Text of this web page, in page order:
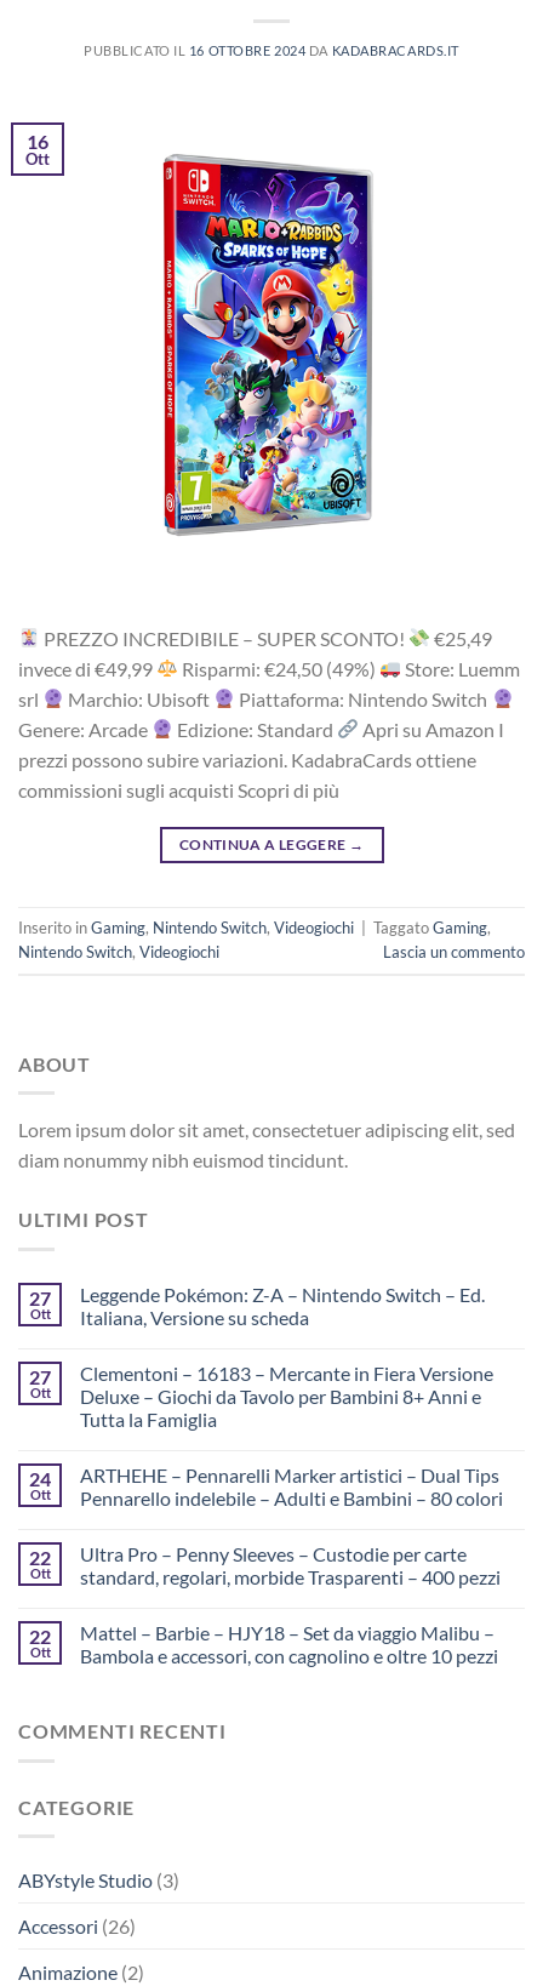
PUBBLICATO IL 16 OTTOBRE 2024 DA KADABRACARDS.IT
16
Ott
PREZZO INCREDIBILE – SUPER SCONTO!
‎€25,49
i‎nv‎ec‎e ‎di‎ €49,99
R‎is‎pa‎rm‎i: €24,50 (49%)
Store: Luemm
srl
Marchio: Ubisoft
Piattaforma: Nintendo Switch
Genere: Arcade
Edizione: Standard
Apri su Amazon I
prezzi possono subire variazioni. KadabraCards ottiene
commissioni sugli acquisti Scopri di più
CONTINUA A LEGGERE →
Inserito inGaming, Nintendo Switch, Videogiochi TaggatoGaming,
Nintendo Switch, Videogiochi Lascia un commento
ABOUT
Lorem ipsum dolor sit amet, consectetuer adipiscing elit, sed
diam nonummy nibh euismod tincidunt.
ULTIMI POST
27
Ott
Leggende Pokémon: Z-A – Nintendo Switch – Ed.
Italiana, Versione su scheda
27
Ott
Clementoni – 16183 – Mercante in Fiera Versione
Deluxe – Giochi da Tavolo per Bambini 8+ Anni e
Tutta la Famiglia
24
Ott
ARTHEHE – Pennarelli Marker artistici – Dual Tips
Pennarello indelebile – Adulti e Bambini – 80 colori
22
Ott
Ultra Pro – Penny Sleeves – Custodie per carte
standard, regolari, morbide Trasparenti – 400 pezzi
22
Ott
Mattel – Barbie – HJY18 – Set da viaggio Malibu –
Bambola e accessori, con cagnolino e oltre 10 pezzi
COMMENTI RECENTI
CATEGORIE
ABYstyle Studio (3)
Accessori (26)
Animazione (2)